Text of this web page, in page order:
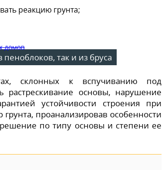
реакцию грунта;
так и из бруса
склонных к вспучиванию под
растрескивание основы, нарушение
устойчивости строения при
проанализировав особенности
по типу основы и степени ее